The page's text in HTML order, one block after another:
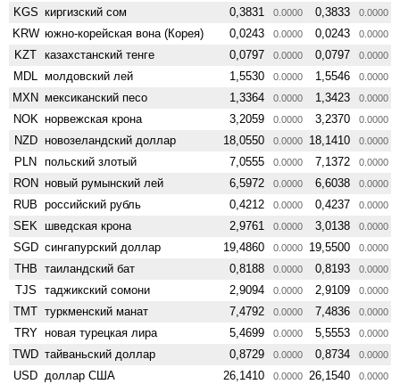
KGS киргизский сом 0,3831 0.0000 0,3833 0.0000
KRW южно-корейская вона (Корея) 0,0243 0.0000 0,0243 0.0000
KZT казахстанский тенге 0,0797 0.0000 0,0797 0.0000
MDL молдовский лей 1,5530 0.0000 1,5546 0.0000
MXN мексиканский песо 1,3364 0.0000 1,3423 0.0000
NOK норвежская крона 3,2059 0.0000 3,2370 0.0000
NZD ново­зеландский доллар 18,0550 0.0000 18,1410 0.0000
PLN польский злотый 7,0555 0.0000 7,1372 0.0000
RON новый румынский лей 6,5972 0.0000 6,6038 0.0000
RUB российский рубль 0,4212 0.0000 0,4237 0.0000
SEK шведская крона 2,9761 0.0000 3,0138 0.0000
SGD сингапурский доллар 19,4860 0.0000 19,5500 0.0000
THB таиландский бат 0,8188 0.0000 0,8193 0.0000
TJS таджикский сомони 2,9094 0.0000 2,9109 0.0000
TMT туркменский манат 7,4792 0.0000 7,4836 0.0000
TRY новая турецкая лира 5,4699 0.0000 5,5553 0.0000
TWD тайваньский доллар 0,8729 0.0000 0,8734 0.0000
USD доллар США 26,1410 0.0000 26,1540 0.0000